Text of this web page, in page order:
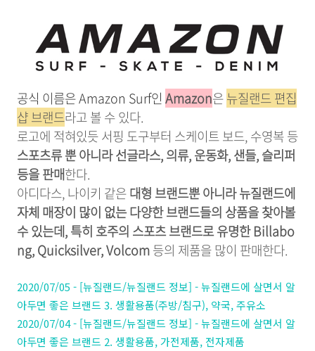
공식 이름은 Amazon Surf인 Amazon은뉴질랜드 편집
샵 브랜드라고 볼 수 있다.
로고에 적혀있듯 서핑 도구부터 스케이트 보드, 수영복 등
스포츠류 뿐 아니라 선글라스, 의류, 운동화, 샌들, 슬리퍼
등을 판매한다.
아디다스, 나이키 같은대형 브랜드뿐 아니라 뉴질랜드에
자체 매장이 많이 없는 다양한 브랜드들의 상품을 찾아볼
수 있는데, 특히 호주의 스포츠 브랜드로 유명한 Billabo
ng, Quicksilver, Volcom등의 제품을 많이 판매한다.
2020/07/05 - [뉴질랜드/뉴질랜드 정보] - 뉴질랜드에 살면서 알
아두면 좋은 브랜드 3. 생활용품(주방/침구), 약국, 주유소
2020/07/04 - [뉴질랜드/뉴질랜드 정보] - 뉴질랜드에 살면서 알
아두면 좋은 브랜드 2. 생활용품, 가전제품, 전자제품